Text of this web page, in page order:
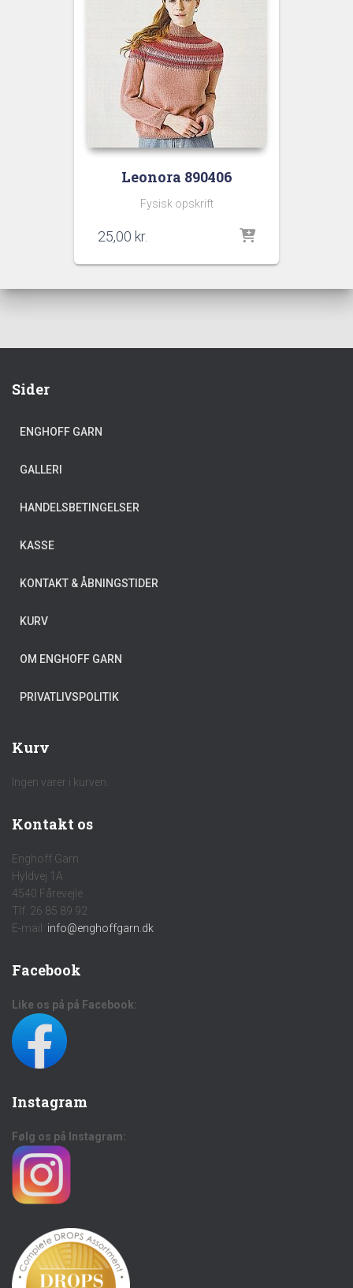
Leonora 890406
Fysisk opskrift
25,00 kr.
Sider
ENGHOFF GARN
GALLERI
HANDELSBETINGELSER
KASSE
KONTAKT & ÅBNINGSTIDER
KURV
OM ENGHOFF GARN
PRIVATLIVSPOLITIK
Kurv
Ingen varer i kurven.
Kontakt os
Enghoff Garn
Hyldvej 1A
4540 Fårevejle
Tlf: 26 85 89 92
E-mail: info@enghoffgarn.dk
Facebook
Like os på på Facebook:
Instagram
Følg os på Instagram: